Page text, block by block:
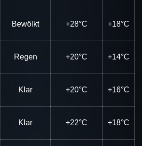
Bewölkt +28°C +18°C
Regen +20°C +14°C
Klar +20°C +16°C
Klar +22°C +18°C